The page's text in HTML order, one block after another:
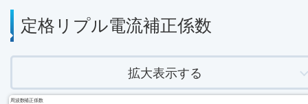
定格リプル電流補正係数
拡大表示する
周波数補正係数